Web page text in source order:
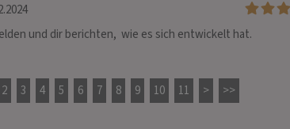
und dir berichten,  wie es sich entwickelt hat.
2 3 4 5 6 7 8 9 10 11 > >>